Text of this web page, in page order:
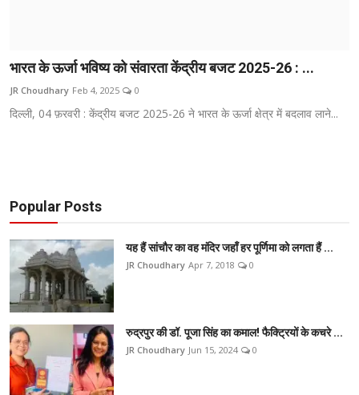
मनोरंजन
टेक
खेल
विशेष
भारत के ऊर्जा भविष्य को संवारता केंद्रीय बजट 2025-26 : ...
JR Choudhary Feb 4, 2025 0
दिल्ली, 04 फ़रवरी : केंद्रीय बजट 2025-26 ने भारत के ऊर्जा क्षेत्र में बदलाव लाने...
Popular Posts
यह हैं सांचौर का वह मंदिर जहाँ हर पूर्णिमा को लगता हैं ...
JR Choudhary Apr 7, 2018 0
रुद्रपुर की डॉ. पूजा सिंह का कमाल! फैक्ट्रियों के कचरे ...
JR Choudhary Jun 15, 2024 0